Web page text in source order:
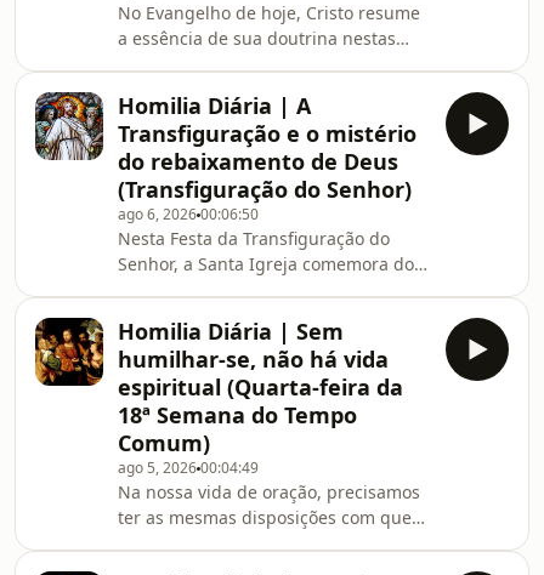
No Evangelho de hoje, Cristo resume
a essência de sua doutrina nestas
sua cruz e me siga”. Esse
mandamento, que pode chocar quem
olha o cristianismo somente de fora,
revela-nos que a vida do cristão deve
ser uma morte tripla: morte para o
mundo, para o demônio e, acima de
tudo, para o “homem velho”, sufocado
na água vivifican
Homilia Diária | A
Transfiguração e o mistério
do rebaixamento de Deus
(Transfiguração do Senhor)
ago 6, 202600:06:50
Nesta Festa da Transfiguração do
Senhor, a Santa Igreja comemora dois
cativa o coração. No primeiro, vemos
a luz da glória redundar sobre o
Corpo transfigurado de Cristo; no
segundo, vemos o que, com
profundíssima humildade, vinha o
Senhor ocultando dos homens, para
assim os salvar por sua paciência e
dar-lhes ainda um exempl
Homilia Diária | Sem
humilhar-se, não há vida
espiritual (Quarta-feira da
18ª Semana do Tempo
Comum)
ago 5, 202600:04:49
Na nossa vida de oração, precisamos
ter as mesmas disposições com que